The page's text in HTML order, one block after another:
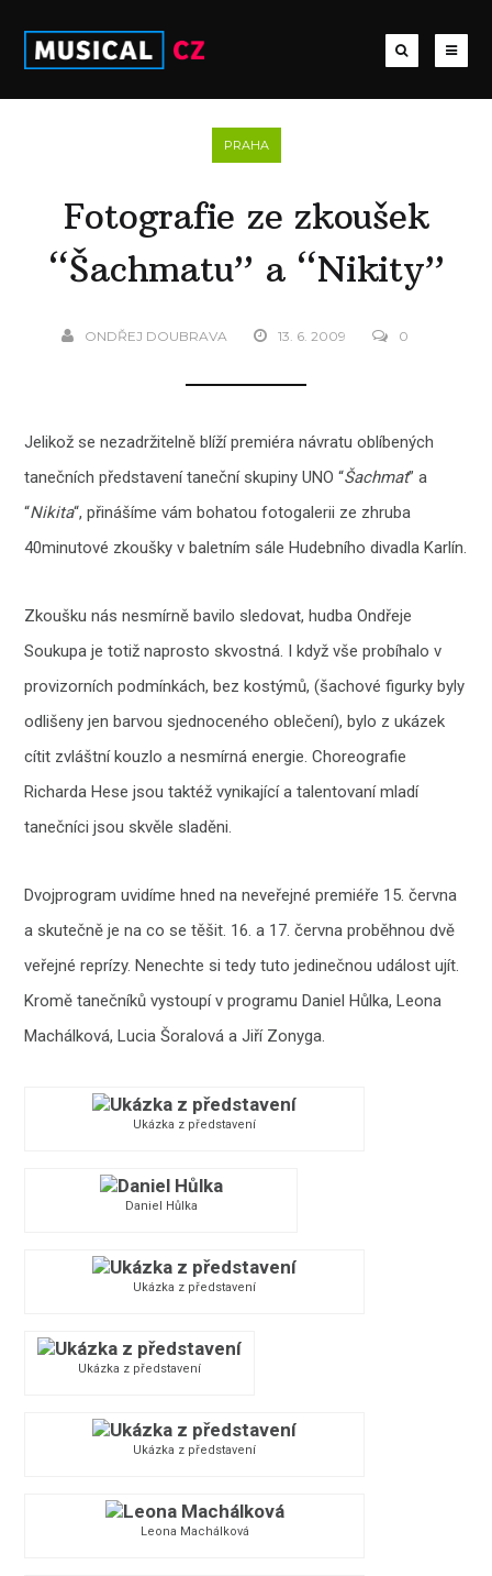
PRAHA
Fotografie ze zkoušek
“Šachmatu” a “Nikity”
ONDŘEJ DOUBRAVA 13. 6. 2009 0
Jelikož se nezadržitelně blíží premiéra návratu oblíbených
tanečních představení taneční skupiny UNO “Šachmat” a
“Nikita“, přinášíme vám bohatou fotogalerii ze zhruba
40minutové zkoušky v baletním sále Hudebního divadla Karlín.
Zkoušku nás nesmírně bavilo sledovat, hudba Ondřeje
Soukupa je totiž naprosto skvostná. I když vše probíhalo v
provizorních podmínkách, bez kostýmů, (šachové figurky byly
odlišeny jen barvou sjednoceného oblečení), bylo z ukázek
cítit zvláštní kouzlo a nesmírná energie. Choreografie
Richarda Hese jsou taktéž vynikající a talentovaní mladí
tanečníci jsou skvěle sladěni.
Dvojprogram uvidíme hned na neveřejné premiéře 15. června
a skutečně je na co se těšit. 16. a 17. června proběhnou dvě
veřejné reprízy. Nenechte si tedy tuto jedinečnou událost ujít.
Kromě tanečníků vystoupí v programu Daniel Hůlka, Leona
Machálková, Lucia Šoralová a Jiří Zonyga.
Ukázka z představení
Daniel Hůlka
Ukázka z představení
Ukázka z představení
Ukázka z představení
Leona Machálková